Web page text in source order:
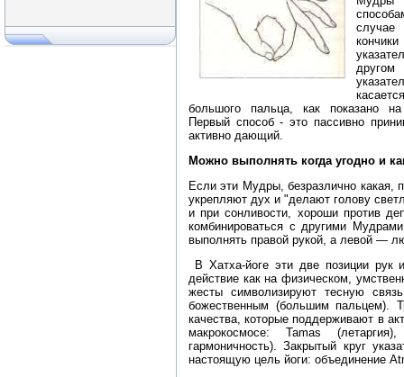
большого пальца, как показано
Первый способ - это пассивно
активно дающий.
Можно выполнять когда угодно и
Если эти Мудры, безразлично какая,
укрепляют дух и "делают голову
и при сонливости, хороши против
комбинироваться с другими
выполнять правой рукой, а левой —
В Хатха-йоге эти две позиции рук
действие как на физическом,
жесты символизируют тесную
божественным (большим пальцем).
качества, которые поддерживают в
макрокосмосе: Tamas
гармоничность). Закрытый круг
настоящую цель йоги: объединение